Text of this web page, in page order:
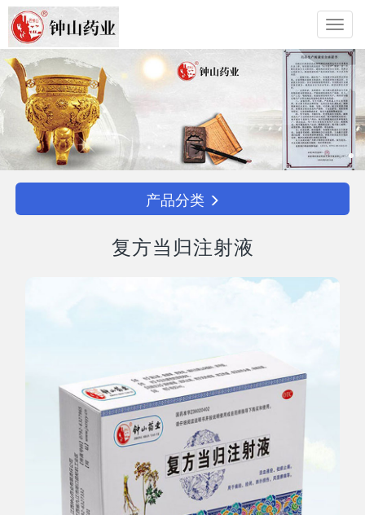
产品分类
复方当归注射液